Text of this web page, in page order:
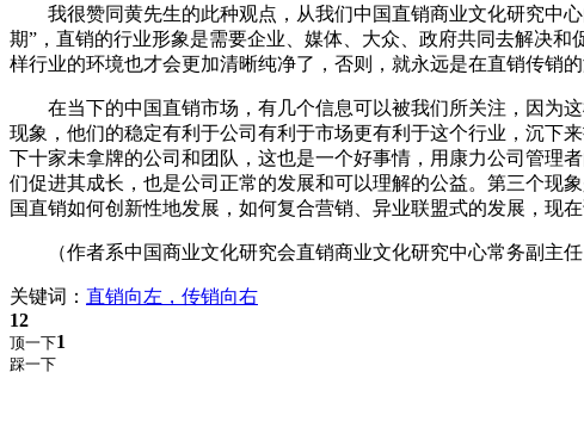
我很赞同黄先生的此种观点，从我们中国直销商业文化研究中心
期”，直销的行业形象是需要企业、媒体、大众、政府共同去解决
样行业的环境也才会更加清晰纯净了，否则，就永远是在直销传销
在当下的中国直销市场，有几个信息可以被我们所关注，因为
现象，他们的稳定有利于公司有利于市场更有利于这个行业，沉下
下十家未拿牌的公司和团队，这也是一个好事情，用康力公司管理
们促进其成长，也是公司正常的发展和可以理解的公益。第三个现
国直销如何创新性地发展，如何复合营销、异业联盟式的发展，现
（作者系中国商业文化研究会直销商业文化研究中心常务副主任
关键词： 直销向左，传销向右
12
顶一下1
踩一下